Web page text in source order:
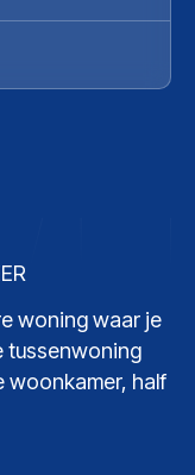
woning waar je
tussenwoning
woonkamer, half